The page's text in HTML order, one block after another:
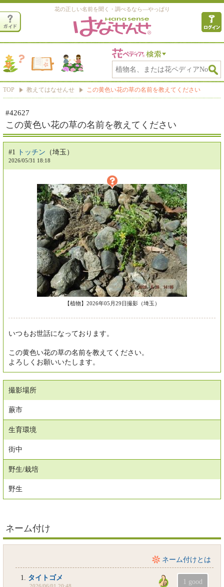
花の正しい名前を聞く・調べるなら―やっぱり
TOP 教えてはなせんせ この黄色い花の草の名前を教えてください
#42627
この黄色い花の草の名前を教えてください
#1 トッチン （埼玉）
2026/05/31 18:18
【植物】2026年05月29日撮影（埼玉）
いつもお世話になっております。
この黄色い花の草の名前を教えてください。
よろしくお願いいたします。
撮影場所
蕨市
生育環境
街中
野生/栽培
野生
ネーム付け
ネーム付けとは
1. タイトゴメ